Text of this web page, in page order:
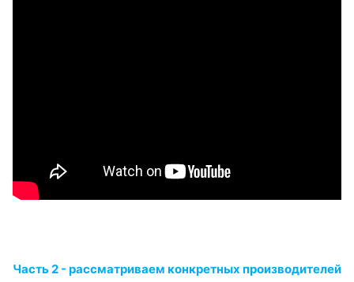
Часть 2 - рассматриваем конкретных производителей